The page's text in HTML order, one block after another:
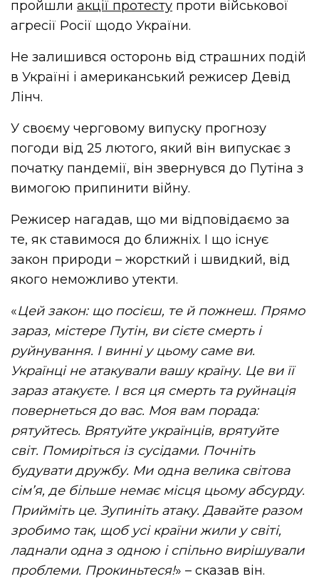
пройшлиакції протесту проти військової
агресії Росії щодо України.
Не залишився осторонь від страшних подій
в Україні і американський режисер Девід
Лінч.
У своєму черговому випуску прогнозу
погоди від 25 лютого, який він випускає з
початку пандемії, він звернувся до Путіна з
вимогою припинити війну.
Режисер нагадав, що ми відповідаємо за
те, як ставимося до ближніх. І що існує
закон природи – жорсткий і швидкий, від
якого неможливо утекти.
«Цей закон: що посієш, те й пожнеш. Прямо
зараз, містере Путін, ви сієте смерть і
руйнування. І винні у цьому саме ви.
Українці не атакували вашу країну. Це ви її
зараз атакуєте. І вся ця смерть та руйнація
повернеться до вас. Моя вам порада:
рятуйтесь. Врятуйте українців, врятуйте
світ. Помиріться із сусідами. Почніть
будувати дружбу. Ми одна велика світова
сім’я, де більше немає місця цьому абсурду.
Прийміть це. Зупиніть атаку. Давайте разом
зробимо так, щоб усі країни жили у світі,
ладнали одна з одною і спільно вирішували
проблеми. Прокиньтеся!» – сказав він.